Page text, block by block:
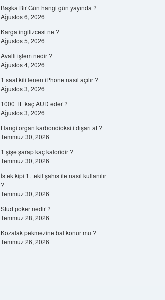
Başka Bir Gün hangi gün yayında ?
Ağustos 6, 2026
Karga ingilizcesi ne ?
Ağustos 5, 2026
Avalli işlem nedir ?
Ağustos 4, 2026
1 saat kilitlenen iPhone nasıl açılır ?
Ağustos 3, 2026
1000 TL kaç AUD eder ?
Ağustos 3, 2026
Hangi organ karbondioksiti dışarı at ?
Temmuz 30, 2026
1 şişe şarap kaç kaloridir ?
Temmuz 30, 2026
İstek kipi 1. tekil şahıs ile nasıl kullanılır
?
Temmuz 30, 2026
Stud poker nedir ?
Temmuz 28, 2026
Kozalak pekmezine bal konur mu ?
Temmuz 26, 2026